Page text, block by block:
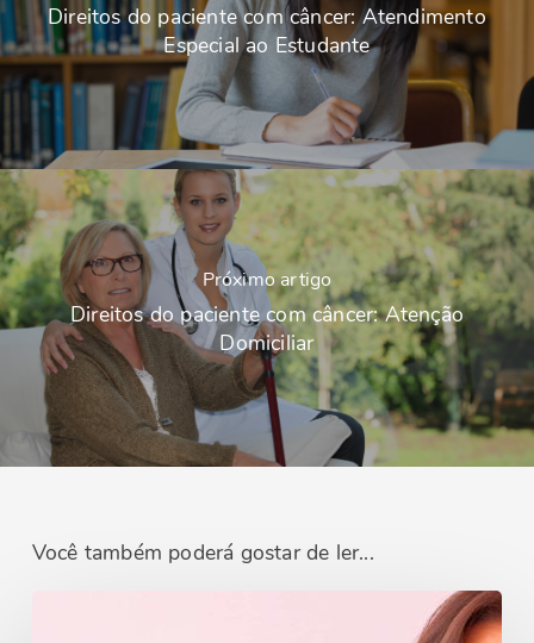
Direitos do paciente com câncer: Atendimento
Especial ao Estudante
Próximo artigo
Direitos do paciente com câncer: Atenção
Domiciliar
Você também poderá gostar de ler...